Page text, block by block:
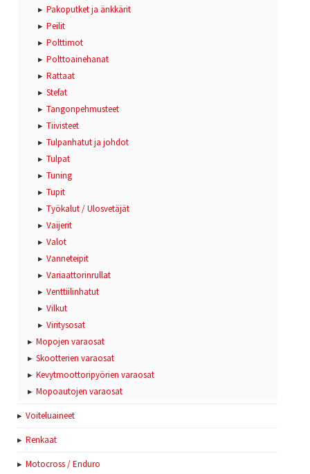
Pakoputket ja änkkärit
Peilit
Polttimot
Polttoainehanat
Rattaat
Stefat
Tangonpehmusteet
Tiivisteet
Tulpanhatut ja johdot
Tulpat
Tuning
Tupit
Työkalut / Ulosvetäjät
Vaijerit
Valot
Vanneteipit
Variaattorinrullat
Venttiilinhatut
Vilkut
Viritysosat
Mopojen varaosat
Skootterien varaosat
Kevytmoottoripyörien varaosat
Mopoautojen varaosat
Voiteluaineet
Renkaat
Motocross / Enduro